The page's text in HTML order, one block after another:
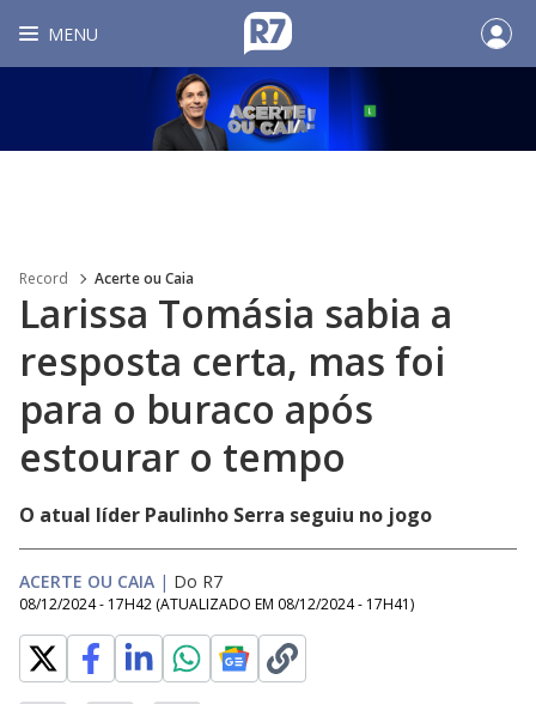
MENU
Record Acerte ou Caia
Larissa Tomásia sabia a
resposta certa, mas foi
para o buraco após
estourar o tempo
O atual líder Paulinho Serra seguiu no jogo
ACERTE OU CAIA | Do R7
08/12/2024 - 17H42 (ATUALIZADO EM 08/12/2024 - 17H41)